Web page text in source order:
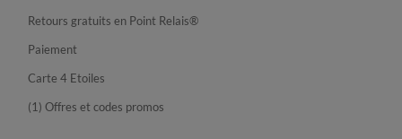
Retours gratuits en Point Relais®
Paiement
Carte 4 Etoiles
(1) Offres et codes promos